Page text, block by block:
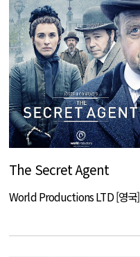
The Secret Agent
World Productions LTD [영국]